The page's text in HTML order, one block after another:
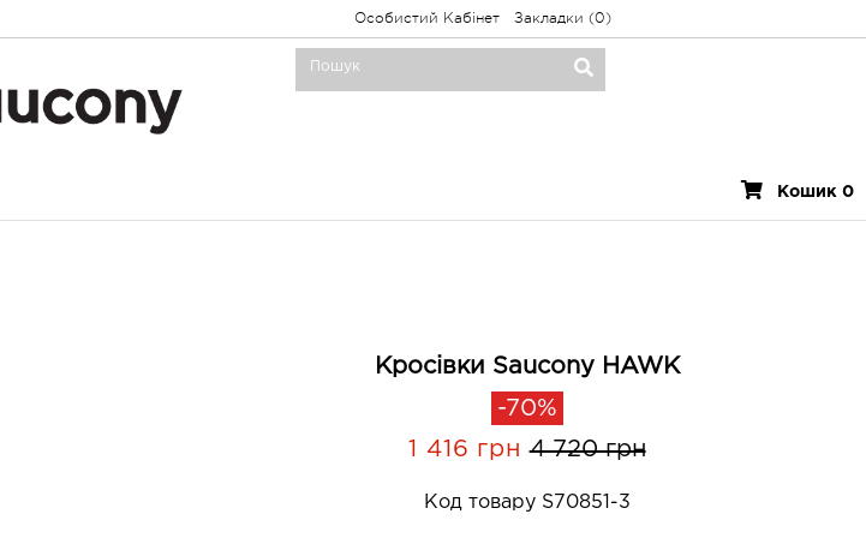
Особистий Кабінет Закладки (0)
Кошик 0
Кросівки Saucony HAWK
-70%
1 416 грн 4 720 грн
Код товару S70851-3